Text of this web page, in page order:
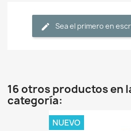
Sea el primero en
16 otros productos en
categoría:
NUEVO